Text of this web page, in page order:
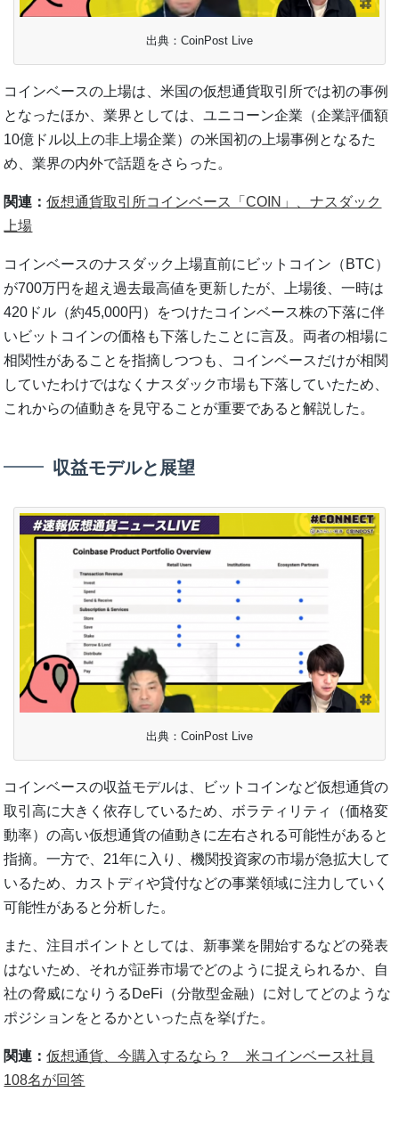
出典：CoinPost Live
コインベースの上場は、米国の仮想通貨取引所では初の事例
となったほか、業界としては、ユニコーン企業（企業評価額
10億ドル以上の非上場企業）の米国初の上場事例となるた
め、業界の内外で話題をさらった。
関連：仮想通貨取引所コインベース「COIN」、ナスダック
上場
コインベースのナスダック上場直前にビットコイン（BTC）
が700万円を超え過去最高値を更新したが、上場後、一時は
420ドル（約45,000円）をつけたコインベース株の下落に伴
いビットコインの価格も下落したことに言及。両者の相場に
相関性があることを指摘しつつも、コインベースだけが相関
していたわけではなくナスダック市場も下落していたため、
これからの値動きを見守ることが重要であると解説した。
収益モデルと展望
出典：CoinPost Live
コインベースの収益モデルは、ビットコインなど仮想通貨の
取引高に大きく依存しているため、ボラティリティ（価格変
動率）の高い仮想通貨の値動きに左右される可能性があると
指摘。一方で、21年に入り、機関投資家の市場が急拡大して
いるため、カストディや貸付などの事業領域に注力していく
可能性があると分析した。
また、注目ポイントとしては、新事業を開始するなどの発表
はないため、それが証券市場でどのように捉えられるか、自
社の脅威になりうるDeFi（分散型金融）に対してどのような
ポジションをとるかといった点を挙げた。
関連：仮想通貨、今購入するなら？ 米コインベース社員
108名が回答